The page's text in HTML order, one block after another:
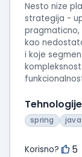
Nesto nize
strategija -
pragmaticno,
kao
i koje
Tehnologije
spring java
Korisno? 5